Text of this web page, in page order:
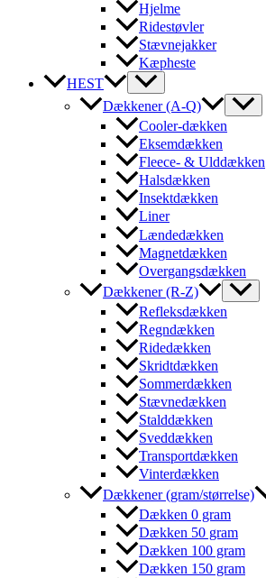
Hjelme
Ridestøvler
Stævnejakker
Kæpheste
HEST
Dækkener (A-Q)
Cooler-dækken
Eksemdækken
Fleece- & Ulddækken
Halsdækken
Insektdækken
Liner
Lændedækken
Magnetdækken
Overgangsdækken
Dækkener (R-Z)
Refleksdækken
Regndækken
Ridedækken
Skridtdækken
Sommerdækken
Stævnedækken
Stalddækken
Sveddækken
Transportdækken
Vinterdækken
Dækkener (gram/størrelse)
Dækken 0 gram
Dækken 50 gram
Dækken 100 gram
Dækken 150 gram